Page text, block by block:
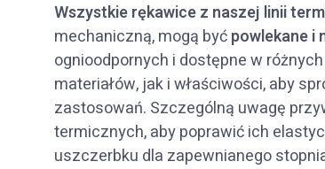
Wszystkie rękawice z naszej linii
mechaniczną, mogą byćpowlekane i
ognioodpornych i dostępne w
materiałów, jak i właściwości, aby
zastosowań. Szczególną uwagę
termicznych, aby poprawić ich
uszczerbku dla zapewnianego